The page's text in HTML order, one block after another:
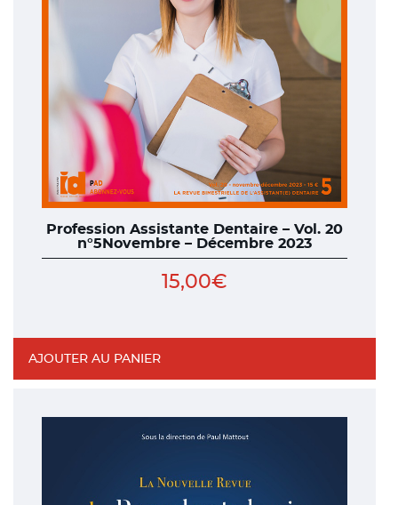
Profession Assistante Dentaire – Vol. 20
n°5Novembre – Décembre 2023
15,00€
AJOUTER AU PANIER